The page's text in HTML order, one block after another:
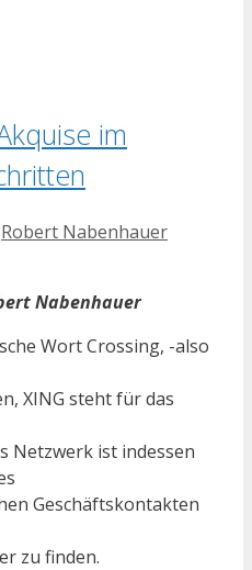
im
Robert Nabenhauer
Nabenhauer
Wort Crossing, -also
XING steht für das
Netzwerk ist indessen
Geschäftskontakten
zu finden.